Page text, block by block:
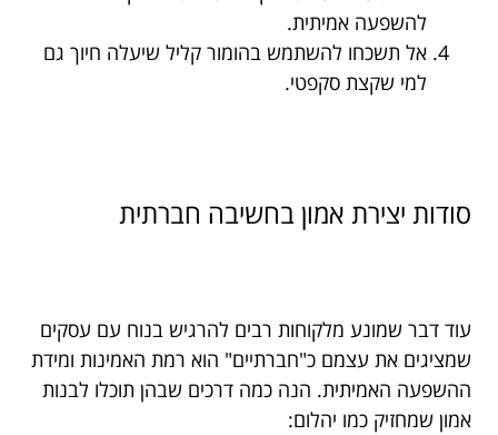
להשפעה אמיתית.
אל תשכחו להשתמש בהומור קליל שיעלה חיוך גם
למי שקצת סקפטי.
סודות יצירת אמון בחשיבה חברתית
עוד דבר שמונע מלקוחות רבים להרגיש בנוח עם עסקים
שמציגים את עצמם כ"חברתיים" הוא רמת האמינות ומידת
ההשפעה האמיתית. הנה כמה דרכים שבהן תוכלו לבנות
אמון שמחזיק כמו יהלום: